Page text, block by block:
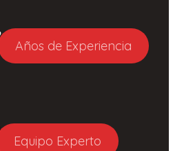
Años de Experiencia
Equipo Experto